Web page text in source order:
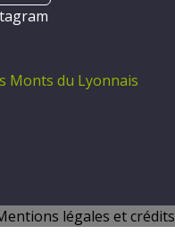
Monts du Lyonnais
légales et crédits